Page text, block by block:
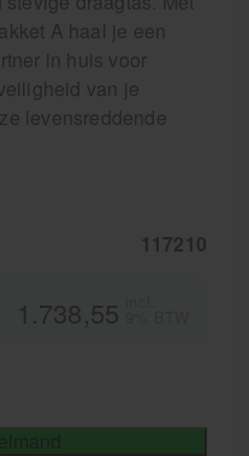
A haal je een
in huis voor
van je
levensreddende
117210
1.738,55